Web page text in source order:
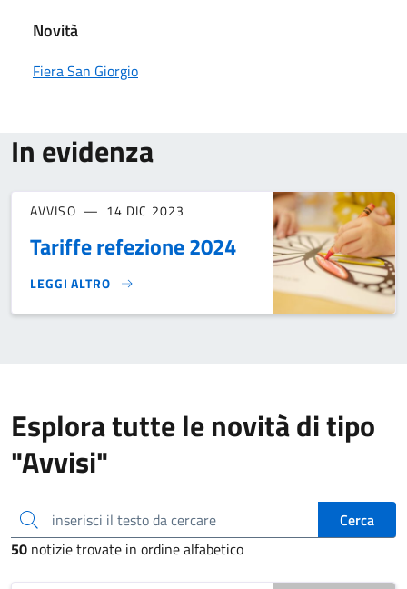
Novità
Fiera San Giorgio
In evidenza
AVVISO 14 DIC 2023
Tariffe refezione 2024
LEGGI ALTRO
TARIFFE REFEZIONE 2024}
Esplora tutte le novità di tipo
"Avvisi"
inserisci il testo da cercare
Cerca
50 notizie trovate in ordine alfabetico